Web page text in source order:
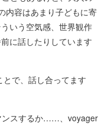
内容はあまり子どもに寄
いう空気感、世界観作
に話したりしています
で、話し合ってます
ンスするか……、voyager